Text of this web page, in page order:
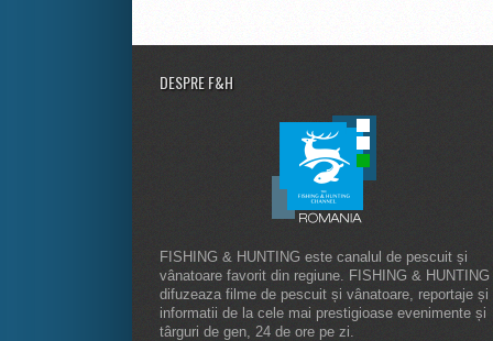
DESPRE F&H
FISHING & HUNTING este canalul de pescuit și
vânatoare favorit din regiune. FISHING & HUNTING
difuzeaza filme de pescuit și vânatoare, reportaje și
informatii de la cele mai prestigioase evenimente și
târguri de gen, 24 de ore pe zi.